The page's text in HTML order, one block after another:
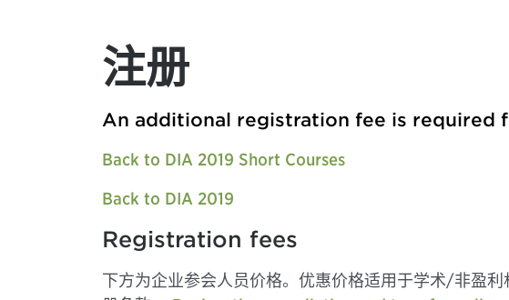
注册
An additional registration fee is required
Back to DIA 2019 Short Courses
Back to DIA 2019
Registration fees
下方为企业参会人员价格。优惠价格适用于学术/非盈